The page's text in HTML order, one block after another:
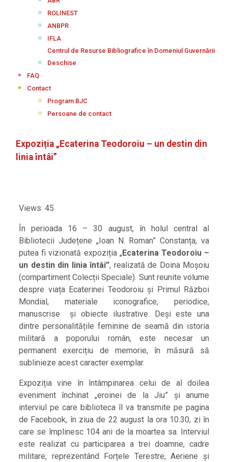
ROLINEST
ANBPR
IFLA
Centrul de Resurse Bibliografice în Domeniul Guvernării
Deschise
FAQ
Contact
Program BJC
Persoane de contact
Expoziția „Ecaterina Teodoroiu – un destin din
linia întâi”
Views: 45
În perioada 16 – 30 august, în holul central al
Bibliotecii Județene „Ioan N. Roman” Constanța, va
putea fi vizionată expoziția „ Ecaterina Teodoroiu –
un destin din linia întâi”, realizată de Doina Moșoiu
(compartiment Colecții Speciale). Sunt reunite volume
despre viața Ecaterinei Teodoroiu și Primul Război
Mondial, materiale iconografice, periodice,
manuscrise și obiecte ilustrative. Deși este una
dintre personalitățile feminine de seamă din istoria
militară a poporului român, este necesar un
permanent exercițiu de memorie, în măsură să
sublinieze acest caracter exemplar.
Expoziția vine în întâmpinarea celui de al doilea
eveniment închinat „eroinei de la Jiu” și anume
interviul pe care biblioteca îl va transmite pe pagina
de Facebook, în ziua de 22 august la ora 10.30, zi în
care se împlinesc 104 ani de la moartea sa. Interviul
este realizat cu participarea a trei doamne, cadre
militare, reprezentând Forțele Terestre, Aeriene și